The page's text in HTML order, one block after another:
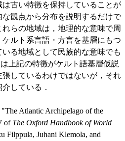
古い特徴を保持していることが
観点から分布を説明するだけで
らの地域は，地理的な意味で周
ルト系言語・方言を基層にもつ
る地域として民族的な意味でも
上記の特徴がケルト語基層仮説
しているわけではないが，それ
している．
Atlantic Archipelago of the
of The Oxford Handbook of World
Filppula, Juhani Klemola, and